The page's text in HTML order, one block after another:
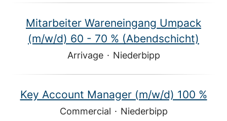
Mitarbeiter Wareneingang Umpack
(m/w/d) 60 - 70 % (Abendschicht)
Arrivage · Niederbipp
Key Account Manager (m/w/d) 100 %
Commercial · Niederbipp